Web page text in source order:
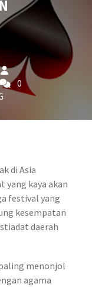
0
di Asia
yang kaya akan
festival yang
kesempatan
daerah
menonjol
agama